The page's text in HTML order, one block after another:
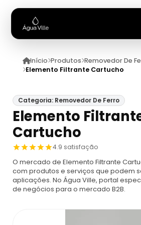
Início
Produtos
Analisador De Leite
Analisador De Leite
Analisador De Leite Ekomilk
Analisador De Particulas
Analisador De Partículas
Analise De Agua
Anuncie
Início Produtos Removedor De
Elemento Filtrante Cartucho
Categoria: Removedor De Ferro
Elemento
Cartucho
4.9 satisfação
O mercado de Elemento Filtrante
com produtos e serviços que podem
aplicações. No Água Ville, portal
de negócios para o mercado B2B.